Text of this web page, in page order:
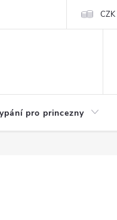
CZK
pro princezny